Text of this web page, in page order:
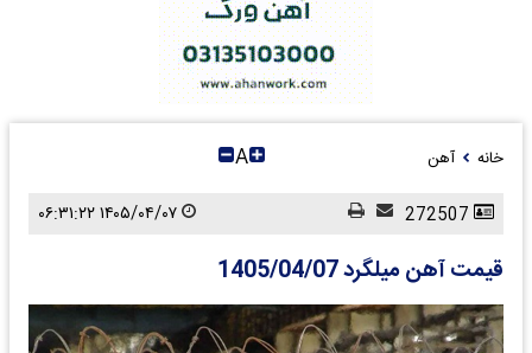
خانه آهن A
قیمت آهن میلگرد 1405/04/07